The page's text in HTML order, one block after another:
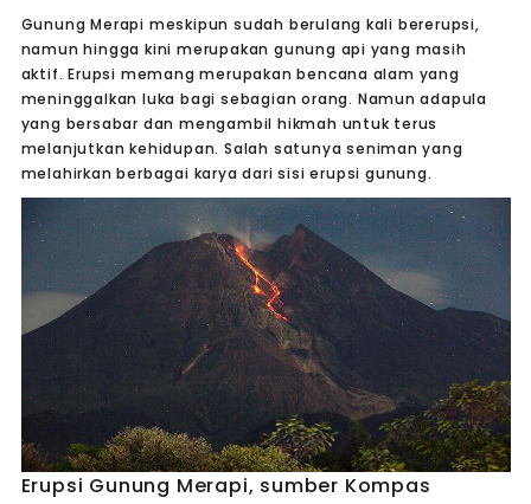
Gunung Merapi meskipun sudah berulang kali bererupsi,
namun hingga kini merupakan gunung api yang masih
aktif. Erupsi memang merupakan bencana alam yang
meninggalkan luka bagi sebagian orang. Namun adapula
yang bersabar dan mengambil hikmah untuk terus
melanjutkan kehidupan. Salah satunya seniman yang
melahirkan berbagai karya dari sisi erupsi gunung.
Erupsi Gunung Merapi, sumber Kompas